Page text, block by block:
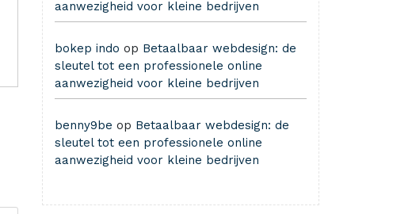
aanwezigheid voor kleine bedrijven
bokep indo op Betaalbaar webdesign: de
sleutel tot een professionele online
aanwezigheid voor kleine bedrijven
benny9be op Betaalbaar webdesign: de
sleutel tot een professionele online
aanwezigheid voor kleine bedrijven